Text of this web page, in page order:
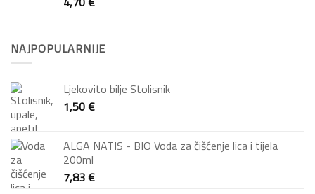
NAJPOPULARNIJE
Ljekovito bilje Stolisnik
1,50€
ALGA NATIS - BIO Voda za čišćenje lica i tijela
200ml
7,83€